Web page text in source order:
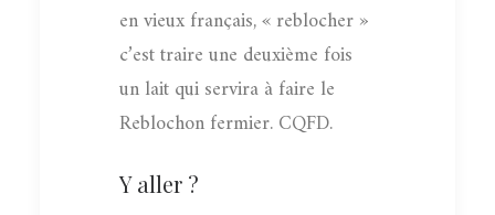
en vieux français, « reblocher »
c’est traire une deuxième fois
un lait qui servira à faire le
Reblochon fermier. CQFD.
Y aller ?